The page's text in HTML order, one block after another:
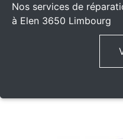
Nos services de
à Elen 3650 Limbourg